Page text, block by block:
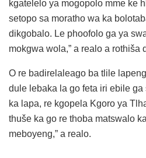
kgatelelo ya mogopolo mme ke
setopo sa moratho wa ka
dikgobalo. Le phoofolo ga ya
mokgwa wola,” a realo a rothiša
O re badirelaleago ba tlile
dule lebaka la go feta iri ebile ga
ka lapa, re kgopela Kgoro ya
thuše ka go re thoba matswalo
meboyeng,” a realo.